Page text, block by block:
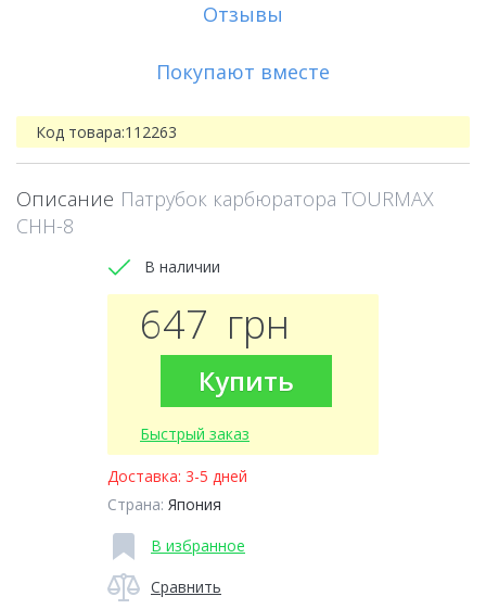
Отзывы
Покупают вместе
Код товара:112263
Описание Патрубок карбюратора TOURMAX
CHH-8
В наличии
647 грн
Купить
Быстрый заказ
Доставка: 3-5 дней
Страна: Япония
В избранное
Сравнить